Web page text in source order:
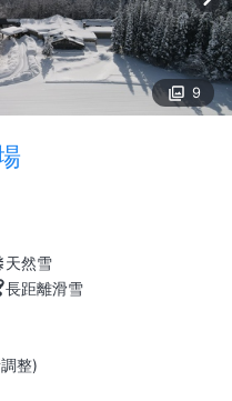
9
天然雪
長距離滑雪
整)